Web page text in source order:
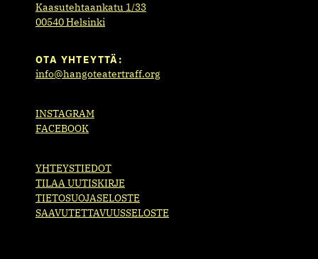
Kaasutehtaankatu 1/33
00540 Helsinki
OTA YHTEYTTÄ:
info@hangoteatertraff.org
INSTAGRAM
FACEBOOK
YHTEYSTIEDOT
TILAA UUTISKIRJE
TIETOSUOJASELOSTE
SAAVUTETTAVUUSSELOSTE